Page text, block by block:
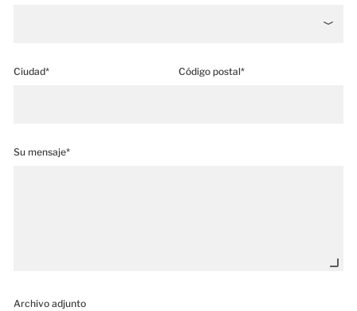
Ciudad* Código postal*
Su mensaje*
Archivo adjunto